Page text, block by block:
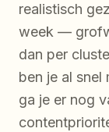
realistisch
week —
dan per
ben je al snel
ga je er nog